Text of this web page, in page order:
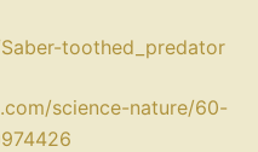
toothed_predator
science-nature/60-